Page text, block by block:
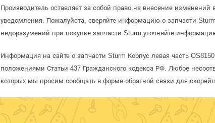
Производитель оставляет за собой право на внесение
уведомления. Пожалуйста, сверяйте информацию о запчасти
недоразумений при покупке запчасти Sturm уточняйте
Информация на сайте о запчасти Sturm Корпус левая часть
положениями Статьи 437 Гражданского кодекса РФ. Любое
которых мы просим сообщать в форме обратной связи для